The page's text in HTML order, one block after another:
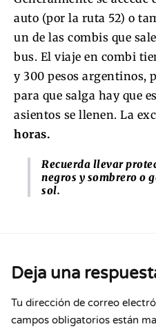
auto (por la ruta 52) o
un de las combis que
bus. El viaje en combi
y 300 pesos argentinos,
para que salga hay que
asientos se llenen. La
horas.
Recuerda llevar
negros y sombrero o
sol.
Deja una
Tu dirección de correo
campos obligatorios están